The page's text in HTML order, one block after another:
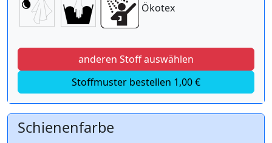
Ökotex
anderen Stoff auswählen
Stoffmuster bestellen 1,00 €
Schienenfarbe